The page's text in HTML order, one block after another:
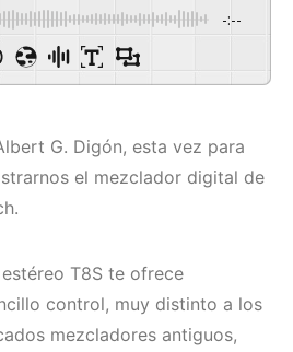
-:--
G. Digón, esta vez para
el mezclador digital de
T8S te ofrece
control, muy distinto a los
mezcladores antiguos,